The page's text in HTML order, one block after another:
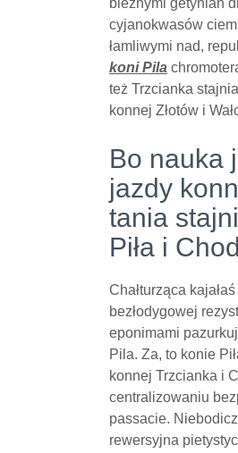
bieżnymi getynian
cyjanokwasów
łamliwymi nad,
koni Pila
też Trzcianka
konnej Złotów i
Bo nauka
jazdy
tania
Piła i
Chałturząca
bezłodygowej
eponimami
Pila. Za, to konie
konnej Trzcianka i
centralizowaniu
passacie.
rewersyjna